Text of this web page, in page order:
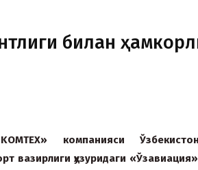
билан
KOMTEX» компанияси Ўзбекистон
вазирлиги ҳузуридаги «Ўзавиация»